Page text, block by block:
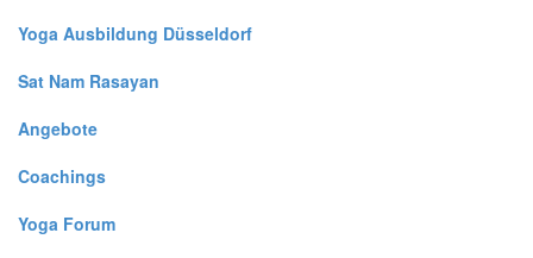
Yoga Ausbildung Düsseldorf
Sat Nam Rasayan
Angebote
Coachings
Yoga Forum